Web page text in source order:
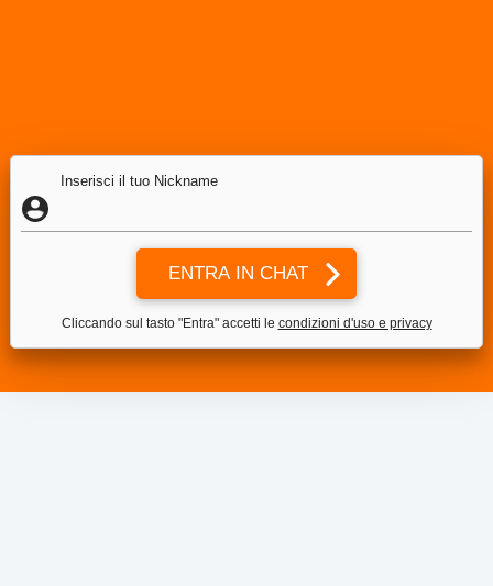
Inserisci il tuo Nickname
Cliccando sul tasto "Entra" accetti le condizioni d'uso e privacy